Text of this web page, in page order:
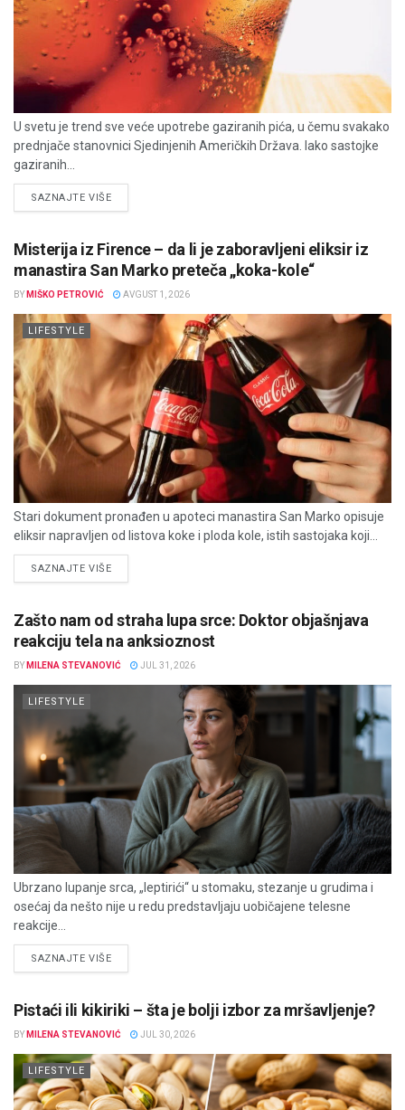
U svetu je trend sve veće upotrebe gaziranih pića, u čemu svakako
prednjače stanovnici Sjedinjenih Američkih Država. Iako sastojke
gaziranih...
SAZNAJTE VIŠEDETAILS
Misterija iz Firence – da li je zaboravljeni eliksir iz
manastira San Marko preteča „koka-kole“
BY MIŠKO PETROVIĆ AVGUST 1, 2026
LIFESTYLE
Stari dokument pronađen u apoteci manastira San Marko opisuje
eliksir napravljen od listova koke i ploda kole, istih sastojaka koji...
SAZNAJTE VIŠEDETAILS
Zašto nam od straha lupa srce: Doktor objašnjava
reakciju tela na anksioznost
BY MILENA STEVANOVIĆ JUL 31, 2026
LIFESTYLE
Ubrzano lupanje srca, „leptirići“ u stomaku, stezanje u grudima i
osećaj da nešto nije u redu predstavljaju uobičajene telesne
reakcije...
SAZNAJTE VIŠEDETAILS
Pistaći ili kikiriki – šta je bolji izbor za mršavljenje?
BY MILENA STEVANOVIĆ JUL 30, 2026
LIFESTYLE